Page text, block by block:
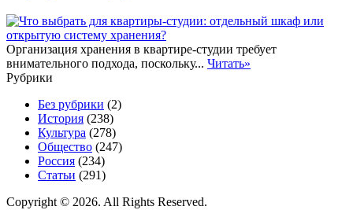
Организация хранения в квартире-студии требует
внимательного подхода, поскольку... Читать»
Рубрики
Без рубрики (2)
История (238)
Культура (278)
Общество (247)
Россия (234)
Статьи (291)
Copyright © 2026. All Rights Reserved.